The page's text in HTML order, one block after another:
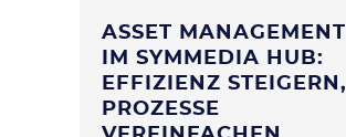
ASSET MANAGEMENT
IM SYMMEDIA HUB:
EFFIZIENZ STEIGERN,
PROZESSE